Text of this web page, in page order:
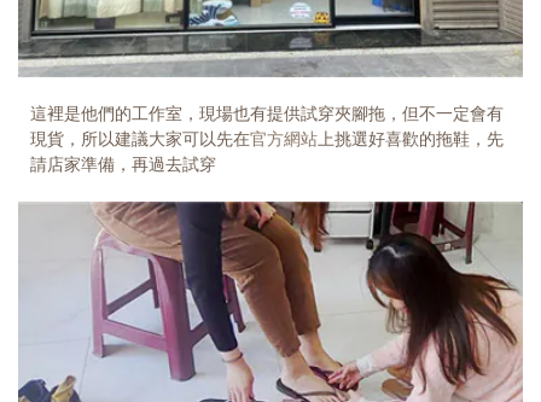
這裡是他們的工作室，現場也有提供試穿夾腳拖，但不一定會有
現貨，所以建議大家可以先在官方網站上挑選好喜歡的拖鞋，先
請店家準備，再過去試穿